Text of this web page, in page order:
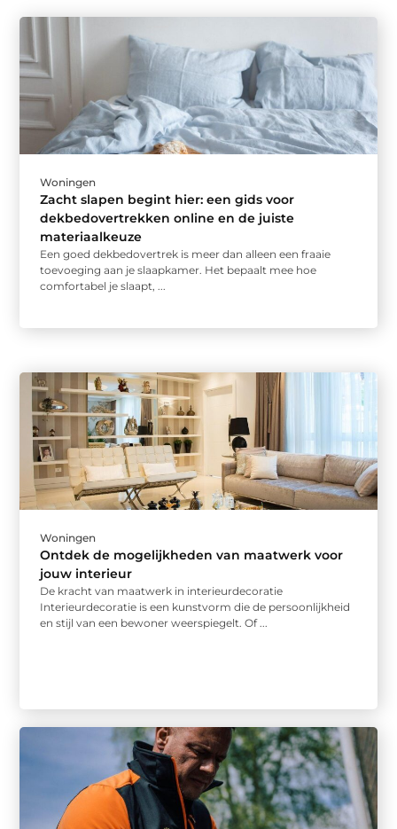
Woningen
Zacht slapen begint hier: een gids voor
dekbedovertrekken online en de juiste
materiaalkeuze
Een goed dekbedovertrek is meer dan alleen een fraaie
toevoeging aan je slaapkamer. Het bepaalt mee hoe
comfortabel je slaapt, ...
Woningen
Ontdek de mogelijkheden van maatwerk voor
jouw interieur
De kracht van maatwerk in interieurdecoratie
Interieurdecoratie is een kunstvorm die de persoonlijkheid
en stijl van een bewoner weerspiegelt. Of ...